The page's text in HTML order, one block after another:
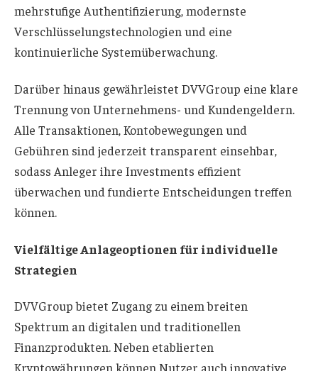
mehrstufige Authentifizierung, modernste
Verschlüsselungstechnologien und eine
kontinuierliche Systemüberwachung.
Darüber hinaus gewährleistet DVVGroup eine klare
Trennung von Unternehmens- und Kundengeldern.
Alle Transaktionen, Kontobewegungen und
Gebühren sind jederzeit transparent einsehbar,
sodass Anleger ihre Investments effizient
überwachen und fundierte Entscheidungen treffen
können.
Vielfältige Anlageoptionen für individuelle
Strategien
DVVGroup bietet Zugang zu einem breiten
Spektrum an digitalen und traditionellen
Finanzprodukten. Neben etablierten
Kryptowährungen können Nutzer auch innovative